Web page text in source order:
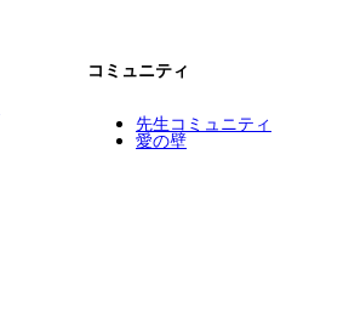
コミュニティ
先生コミュニティ
愛の壁